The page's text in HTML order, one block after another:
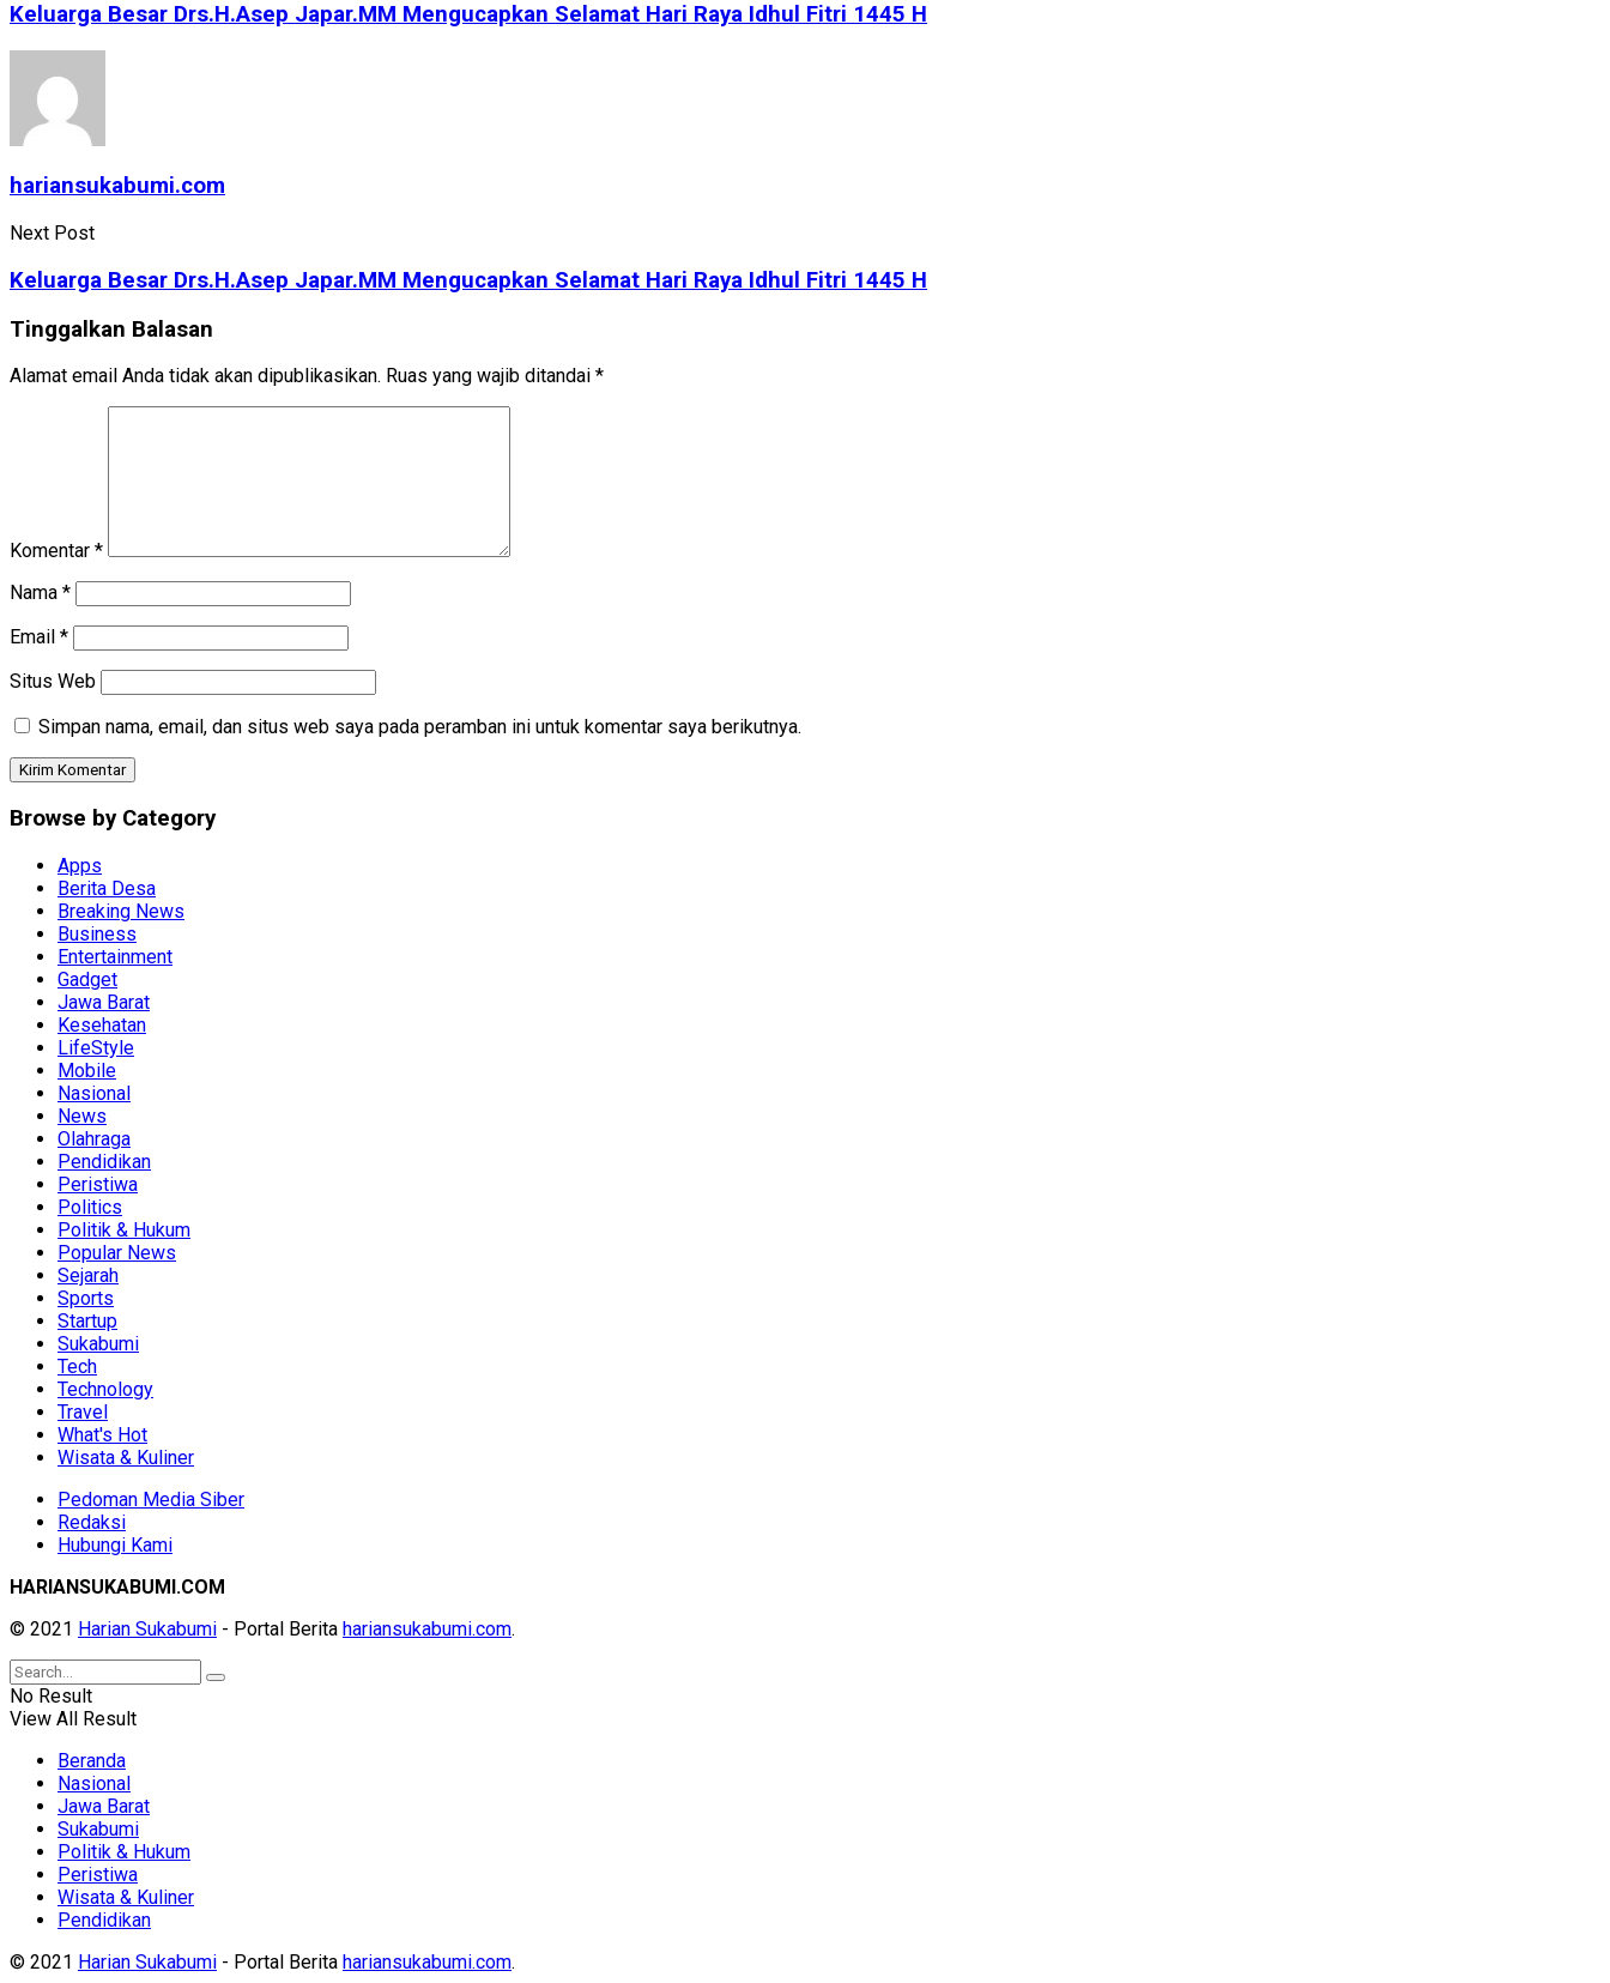
Keluarga Besar Drs.H.Asep Japar.MM Mengucapkan Selamat Hari Raya Idhul Fitri 1445 H
hariansukabumi.com
Next Post
Keluarga Besar Drs.H.Asep Japar.MM Mengucapkan Selamat Hari Raya Idhul Fitri 1445 H
Tinggalkan Balasan
Alamat email Anda tidak akan dipublikasikan. Ruas yang wajib ditandai *
Komentar *
Nama *
Email *
Situs Web
Simpan nama, email, dan situs web saya pada peramban ini untuk komentar saya berikutnya.
Browse by Category
Apps
Berita Desa
Breaking News
Business
Entertainment
Gadget
Jawa Barat
Kesehatan
LifeStyle
Mobile
Nasional
News
Olahraga
Pendidikan
Peristiwa
Politics
Politik & Hukum
Popular News
Sejarah
Sports
Startup
Sukabumi
Tech
Technology
Travel
What's Hot
Wisata & Kuliner
Pedoman Media Siber
Redaksi
Hubungi Kami
HARIANSUKABUMI.COM
© 2021 Harian Sukabumi - Portal Berita hariansukabumi.com.
No Result
View All Result
Beranda
Nasional
Jawa Barat
Sukabumi
Politik & Hukum
Peristiwa
Wisata & Kuliner
Pendidikan
© 2021 Harian Sukabumi - Portal Berita hariansukabumi.com.